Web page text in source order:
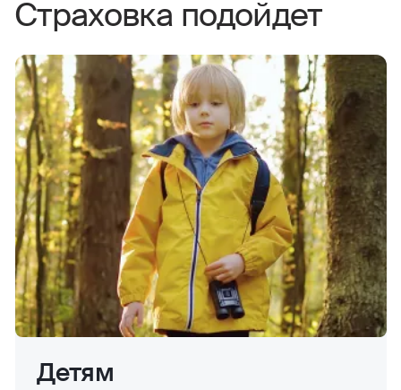
Страховка подойдет
Детям